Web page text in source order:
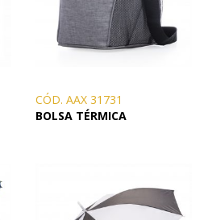
CÓD. AAX 31731
BOLSA TÉRMICA